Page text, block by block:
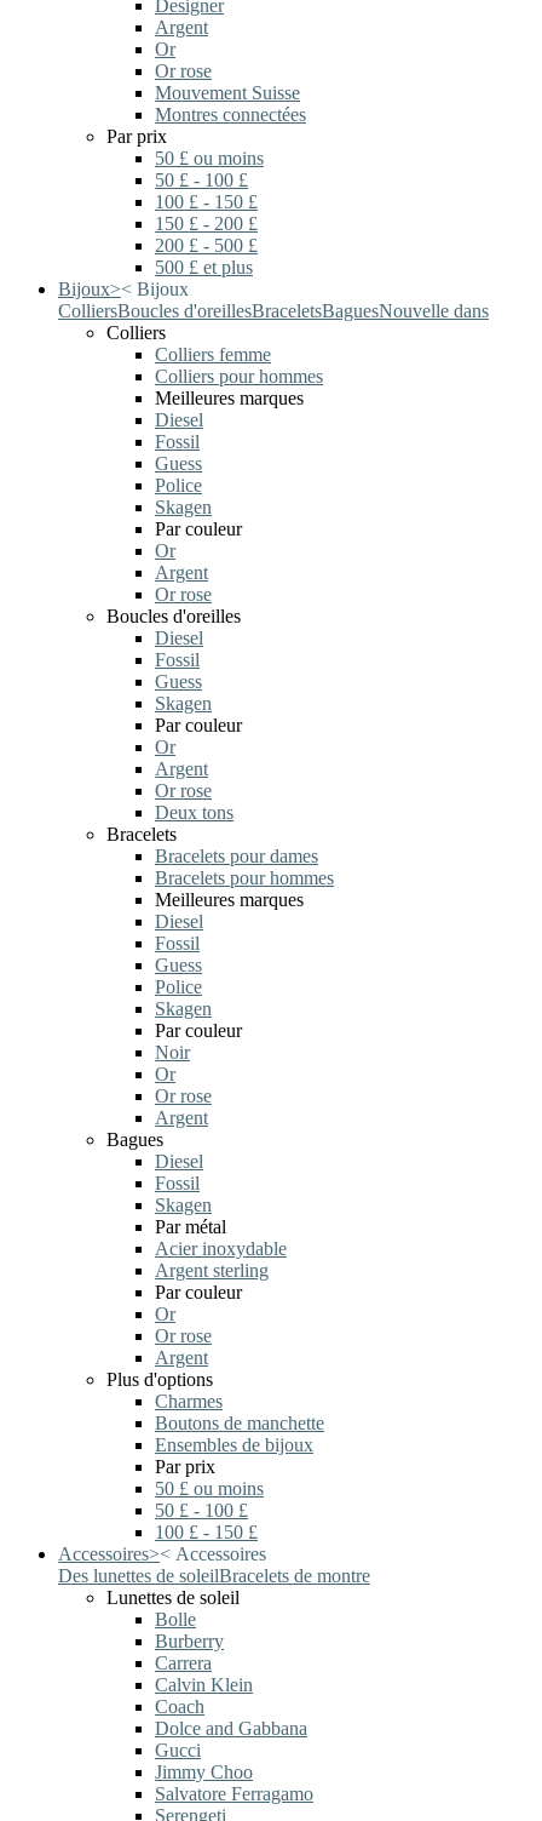
Designer
Argent
Or
Or rose
Mouvement Suisse
Montres connectées
Par prix
50 £ ou moins
50 £ - 100 £
100 £ - 150 £
150 £ - 200 £
200 £ - 500 £
500 £ et plus
Bijoux>< Bijoux
ColliersBoucles d'oreillesBraceletsBaguesNouvelle dans
Colliers
Colliers femme
Colliers pour hommes
Meilleures marques
Diesel
Fossil
Guess
Police
Skagen
Par couleur
Or
Argent
Or rose
Boucles d'oreilles
Diesel
Fossil
Guess
Skagen
Par couleur
Or
Argent
Or rose
Deux tons
Bracelets
Bracelets pour dames
Bracelets pour hommes
Meilleures marques
Diesel
Fossil
Guess
Police
Skagen
Par couleur
Noir
Or
Or rose
Argent
Bagues
Diesel
Fossil
Skagen
Par métal
Acier inoxydable
Argent sterling
Par couleur
Or
Or rose
Argent
Plus d'options
Charmes
Boutons de manchette
Ensembles de bijoux
Par prix
50 £ ou moins
50 £ - 100 £
100 £ - 150 £
Accessoires>< Accessoires
Des lunettes de soleilBracelets de montre
Lunettes de soleil
Bolle
Burberry
Carrera
Calvin Klein
Coach
Dolce and Gabbana
Gucci
Jimmy Choo
Salvatore Ferragamo
Serengeti